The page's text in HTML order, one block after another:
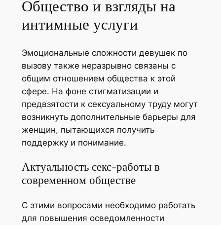
Общество и взгляды на
интимные услуги
Эмоциональные сложности девушек по
вызову также неразрывно связаны с
общим отношением общества к этой
сфере. На фоне стигматизации и
предвзятости к сексуальному труду могут
возникнуть дополнительные барьеры для
женщин, пытающихся получить
поддержку и понимание.
Актуальность секс-работы в
современном обществе
С этими вопросами необходимо работать
для повышения осведомленности